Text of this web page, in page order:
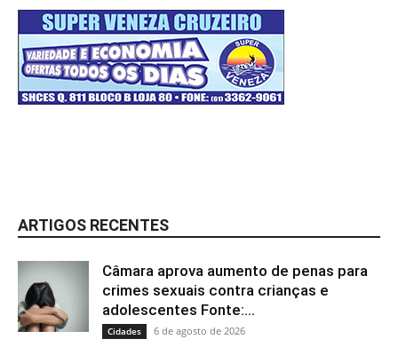
ARTIGOS RECENTES
Câmara aprova aumento de penas para
crimes sexuais contra crianças e
adolescentes Fonte:...
Cidades 6 de agosto de 2026